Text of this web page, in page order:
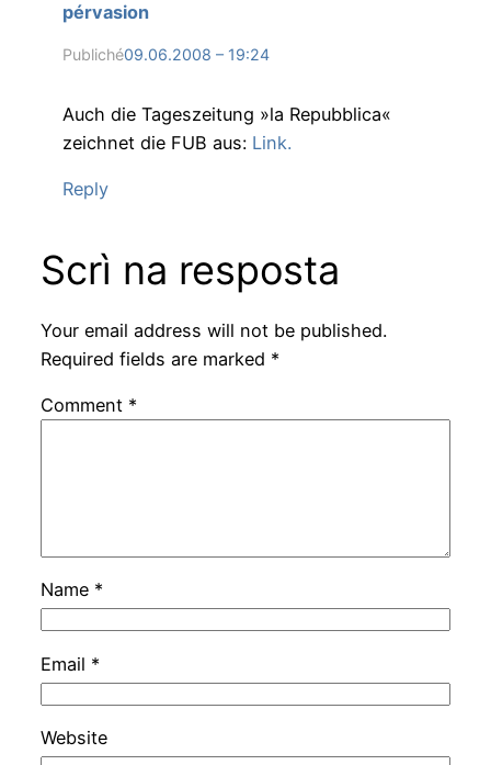
pérvasion
Publiché09.06.2008 – 19:24
Auch die Tageszeitung »la Repubblica«
zeichnet die FUB aus: Link.
Reply
Scrì na resposta
Your email address will not be published.
Required fields are marked *
Comment *
Name *
Email *
Website